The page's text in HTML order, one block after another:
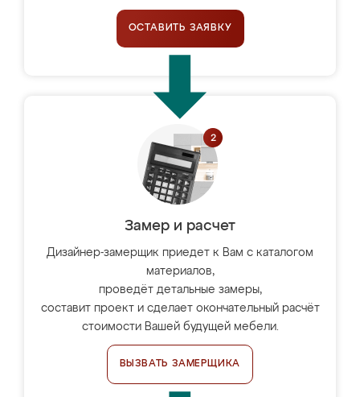
ОСТАВИТЬ ЗАЯВКУ
Замер и расчет
Дизайнер-замерщик приедет к Вам с каталогом
материалов,
проведёт детальные замеры,
составит проект и сделает окончательный расчёт
стоимости Вашей будущей мебели.
ВЫЗВАТЬ ЗАМЕРЩИКА